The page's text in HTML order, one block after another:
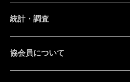
統計・調査
協会員について